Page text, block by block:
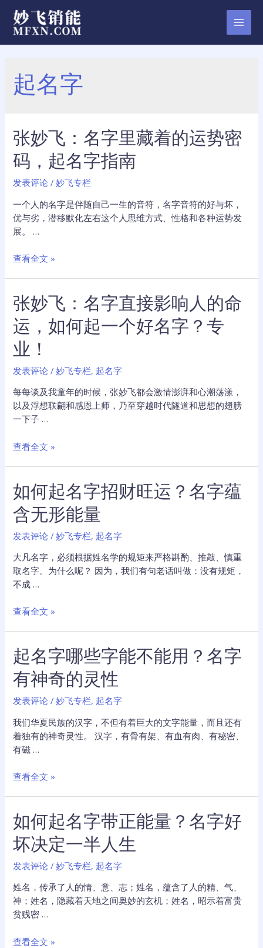
容
起名字
张妙飞：名字里藏着的运势密
码，起名字指南
发表评论 /妙飞专栏
一个人的名字是伴随自己一生的音符，名字音符的好与坏，
优与劣，潜移默化左右这个人思维方式、性格和各种运势发
展。 …
张
名
字
里
藏
着
的
势
密
码，
名
南
查看全文 »
张妙飞：名字直接影响人的命
运，如何起一个好名字？专
业！
发表评论 /妙飞专栏, 起名字
每每谈及我童年的时候，张妙飞都会激情澎湃和心潮荡漾，
以及浮想联翩和感恩上师，乃至穿越时代隧道和思想的翅膀
一下子 …
张
名
字
直
接
影
响
人
的
运，
何
起
一
个
好
名
字？
专
业！
查看全文 »
如何起名字招财旺运？名字蕴
含无形能量
发表评论 /妙飞专栏, 起名字
大凡名字，必须根据姓名学的规矩来严格斟酌、推敲、慎重
取名字。为什么呢？ 因为，我们有句老话叫做：没有规矩，
不成 …
如
名
字
招
旺
运？
名
字
含
形
能
量
查看全文 »
起名字哪些字能不能用？名字
有神奇的灵性
发表评论 /妙飞专栏, 起名字
我们华夏民族的汉字，不但有着巨大的文字能量，而且还有
着独有的神奇灵性。 汉字，有骨有架、有血有肉、有秘密、
有磁 …
起
哪
些
字
不
能
用？
名
有
查看全文 »
如何起名字带正能量？名字好
坏决定一半人生
发表评论 /妙飞专栏, 起名字
姓名，传承了人的情、意、志；姓名，蕴含了人的精、气、
神；姓名，隐藏着天地之间奥妙的玄机；姓名，昭示着富贵
贫贱密 …
如
查看全文 »